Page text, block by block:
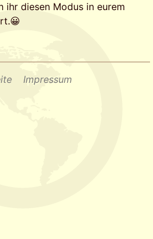
ihr diesen Modus in eurem
Impressum